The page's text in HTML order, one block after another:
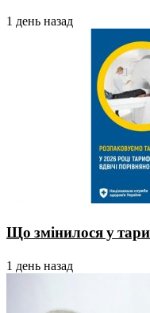
1 день назад
Що змінилося у
1 день назад